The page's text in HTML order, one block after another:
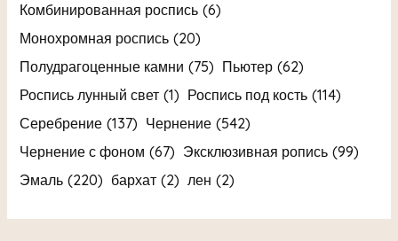
Комбинированная роспись (6)
Монохромная роспись (20)
Полудрагоценные камни (75) Пьютер (62)
Роспись лунный свет (1) Роспись под кость (114)
Серебрение (137) Чернение (542)
Чернение с фоном (67) Эксклюзивная ропись (99)
Эмаль (220) бархат (2) лен (2)